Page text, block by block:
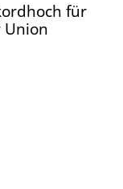
für
Union